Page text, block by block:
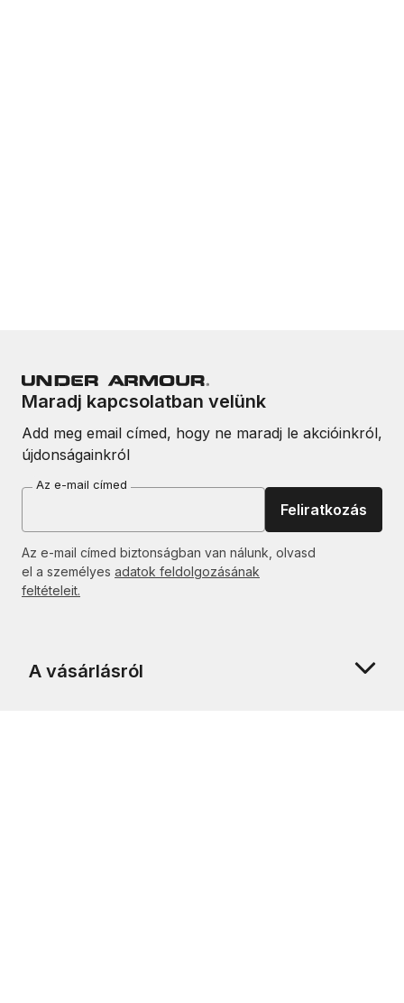
Maradj kapcsolatban velünk
Add meg email címed, hogy ne maradj le akcióinkról,
újdonságainkról
Az e-mail címed
Feliratkozás
Az e-mail címed biztonságban van nálunk, olvasd
el a személyes adatok feldolgozásának
feltételeit.
A vásárlásról